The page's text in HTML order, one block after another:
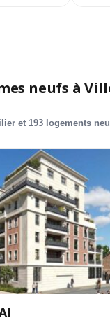
neufs à
et 193 logements